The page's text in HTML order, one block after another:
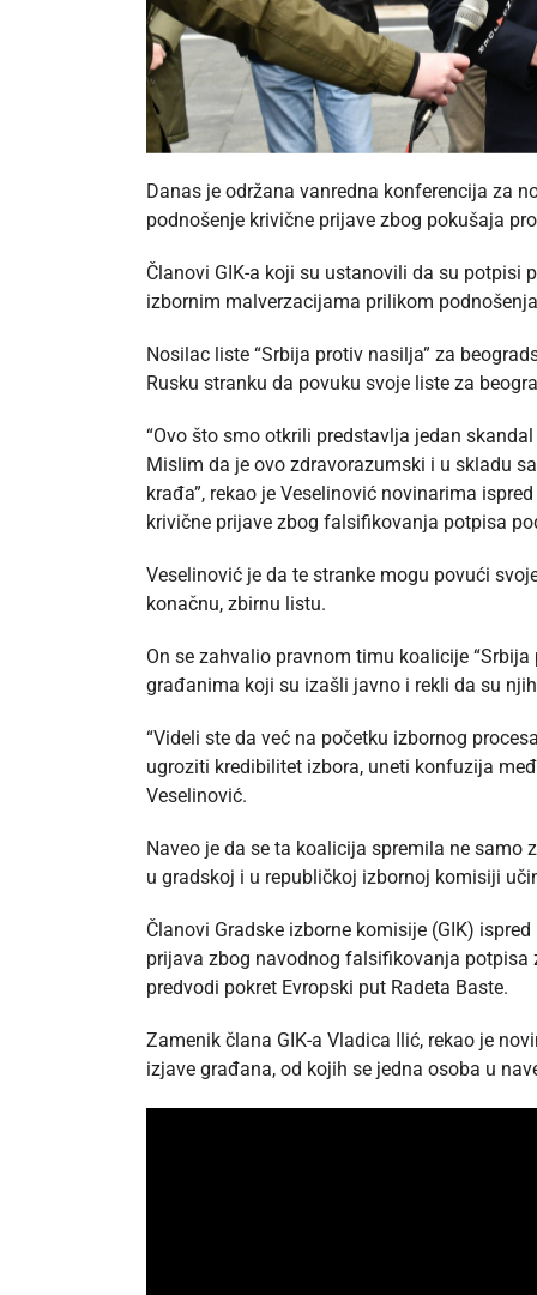
Danas je održana vanredna konferencija za
podnošenje krivične prijave zbog pokušaja
Članovi GIK-a koji su ustanovili da su
izbornim malverzacijama prilikom
Nosilac liste “Srbija protiv nasilja” za
Rusku stranku da povuku svoje liste za
“Ovo što smo otkrili predstavlja jedan
Mislim da je ovo zdravorazumski i u skladu
krađa”, rekao je Veselinović novinarima
krivične prijave zbog falsifikovanja potpisa
Veselinović je da te stranke mogu povući
konačnu, zbirnu listu.
On se zahvalio pravnom timu koalicije
građanima koji su izašli javno i rekli da su
“Videli ste da već na početku izbornog
ugroziti kredibilitet izbora, uneti konfuzija
Veselinović.
Naveo je da se ta koalicija spremila ne
u gradskoj i u republičkoj izbornoj komisiji
Članovi Gradske izborne komisije (GIK)
prijava zbog navodnog falsifikovanja potpisa
predvodi pokret Evropski put Radeta Baste.
Zamenik člana GIK-a Vladica Ilić, rekao je
izjave građana, od kojih se jedna osoba u